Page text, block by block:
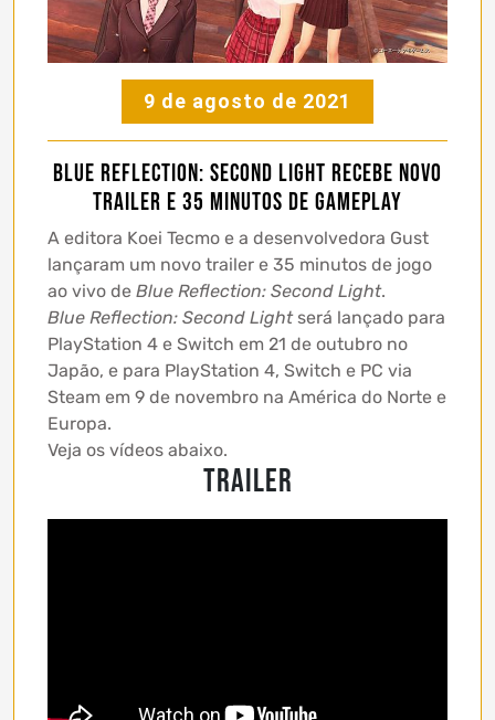
9 de agosto de 2021
Blue Reflection: Second Light recebe novo
trailer e 35 minutos de gameplay
A editora Koei Tecmo e a desenvolvedora Gust
lançaram um novo trailer e 35 minutos de jogo
ao vivo de Blue Reflection: Second Light.
Blue Reflection: Second Lightserá lançado para
PlayStation 4 e Switch em 21 de outubro no
Japão, e para PlayStation 4, Switch e PC via
Steam em 9 de novembro na América do Norte e
Europa.
Veja os vídeos abaixo.
Trailer